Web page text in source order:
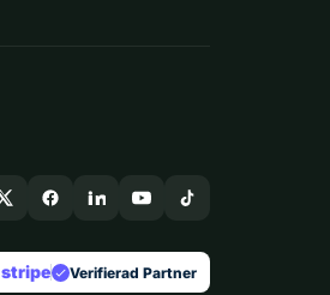
stripe check Verifierad Partner